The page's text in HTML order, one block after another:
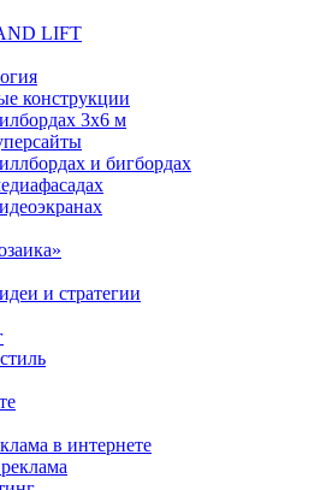
LIFT
конструкции
3х6 м
и бигбордах
и стратегии
в интернете